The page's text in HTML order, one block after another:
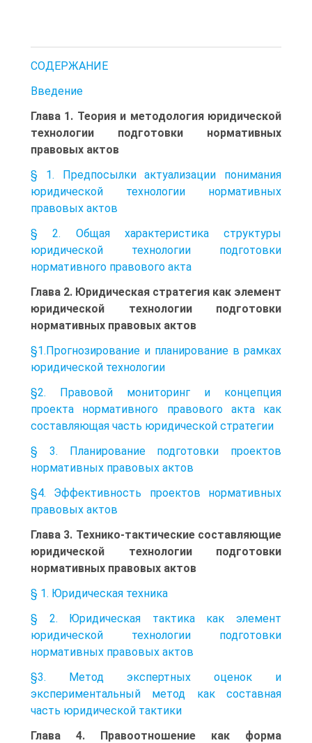
СОДЕРЖАНИЕ
Введение
Глава 1. Теория и методология юридической
технологии подготовки нормативных
правовых актов
§ 1. Предпосылки актуализации понимания
юридической технологии нормативных
правовых актов
§ 2. Общая характеристика структуры
юридической технологии подготовки
нормативного правового акта
Глава 2. Юридическая стратегия как элемент
юридической технологии подготовки
нормативных правовых актов
§1.Прогнозирование и планирование в рамках
юридической технологии
§2. Правовой мониторинг и концепция
проекта нормативного правового акта как
составляющая часть юридической стратегии
§ 3. Планирование подготовки проектов
нормативных правовых актов
§4. Эффективность проектов нормативных
правовых актов
Глава 3. Технико-тактические составляющие
юридической технологии подготовки
нормативных правовых актов
§ 1. Юридическая техника
§ 2. Юридическая тактика как элемент
юридической технологии подготовки
нормативных правовых актов
§3. Метод экспертных оценок и
экспериментальный метод как составная
часть юридической тактики
Глава 4. Правоотношение как форма